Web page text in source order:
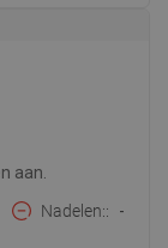
aan.
Nadelen: -